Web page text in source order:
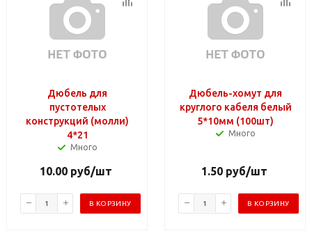
Дюбель для
пустотелых
конструкций (молли)
4*21
Много
10.00 руб/шт
В КОРЗИНУ
Дюбель-хомут для
круглого кабеля белый
5*10мм (100шт)
Много
1.50руб/шт
В КОРЗИНУ